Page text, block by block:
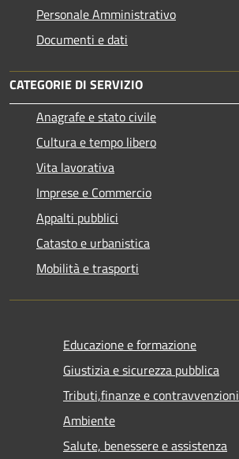
Personale Amministrativo
Documenti e dati
CATEGORIE DI SERVIZIO
Anagrafe e stato civile
Cultura e tempo libero
Vita lavorativa
Imprese e Commercio
Appalti pubblici
Catasto e urbanistica
Mobilità e trasporti
Educazione e formazione
Giustizia e sicurezza pubblica
Tributi,finanze e contravvenzioni
Ambiente
Salute, benessere e assistenza